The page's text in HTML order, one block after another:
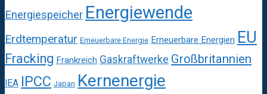
Energiespeicher Energiewende
Erdtemperatur Erneuerbare Energie Erneuerbare Energien EU
Fracking Frankreich Gaskraftwerke Großbritannien
IEA IPCC Japan Kernenergie